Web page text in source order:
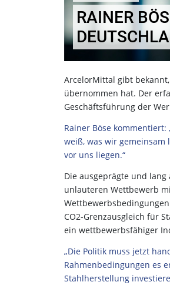
RAINER
ArcelorMittal gibt
übernommen hat. Der
Geschäftsführung der
Rainer Böse
weiß, was wir
vor uns liegen.“
Die ausgeprägte und
unlauteren Wettbewerb
CO2-Grenzausgleich für
ein wettbewerbsfähiger
„Die Politik muss jetzt
Rahmenbedingungen es
Stahlherstellung